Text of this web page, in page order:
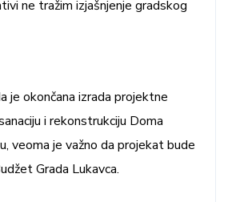
ne tražim izjašnjenje gradskog
je okončana izrada projektne
i rekonstrukciju Doma
veoma je važno da projekat bude
Grada Lukavca.